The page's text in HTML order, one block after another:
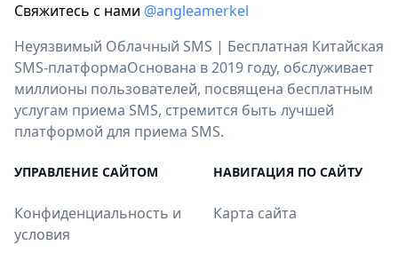
Свяжитесь с нами @angleamerkel
Неуязвимый Облачный SMS | Бесплатная Китайская
SMS-платформаОснована в 2019 году, обслуживает
миллионы пользователей, посвящена бесплатным
услугам приема SMS, стремится быть лучшей
платформой для приема SMS.
УПРАВЛЕНИЕ САЙТОМ
Конфиденциальность и
условия
НАВИГАЦИЯ ПО САЙТУ
Карта сайта